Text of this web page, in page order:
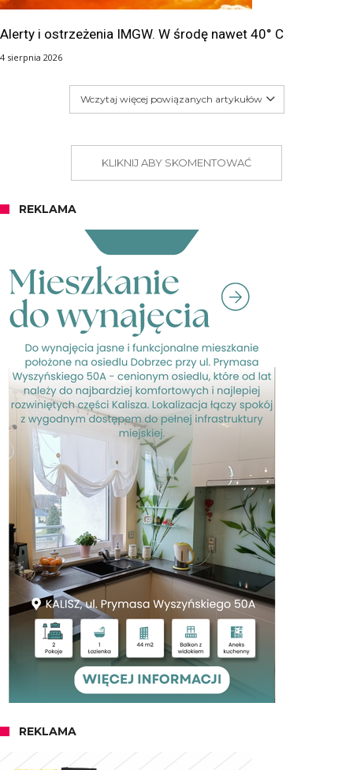
Alerty i ostrzeżenia IMGW. W środę nawet 40° C
4 sierpnia 2026
Wczytaj więcej powiązanych artykułów
KLIKNIJ ABY SKOMENTOWAĆ
REKLAMA
REKLAMA